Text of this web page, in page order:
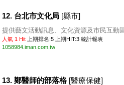
12. 台北市文化局 [縣市]
提供藝文活動訊息、文化資源及市民互動
人氣 1 Hit 上期排名:5 上期HIT:3 統計報表
1058984.iman.com.tw
13. 鄭醫師的部落格 [醫療保健]